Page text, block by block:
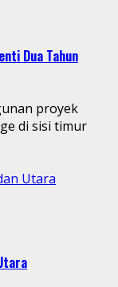
Dua Tahun
proyek
di sisi timur
Utara